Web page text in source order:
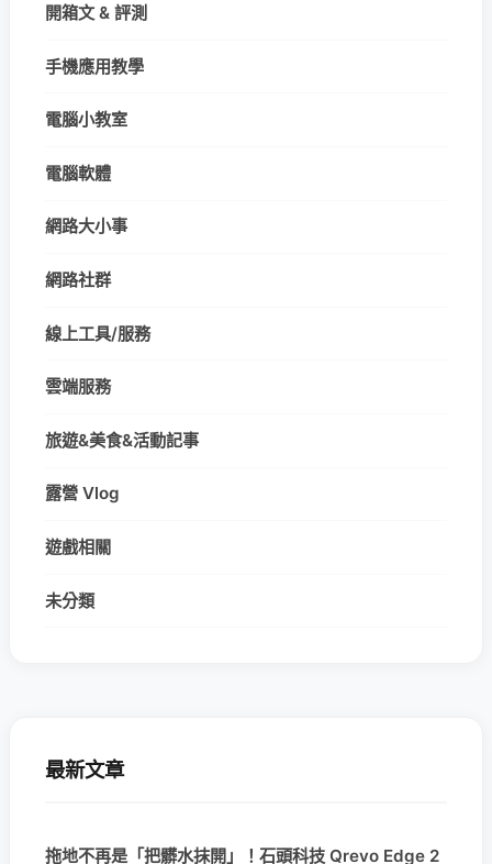
開箱文 & 評測
手機應用教學
電腦小教室
電腦軟體
網路大小事
網路社群
線上工具/服務
雲端服務
旅遊&美食&活動記事
露營 Vlog
遊戲相關
未分類
最新文章
拖地不再是「把髒水抹開」！石頭科技 Qrevo Edge 2